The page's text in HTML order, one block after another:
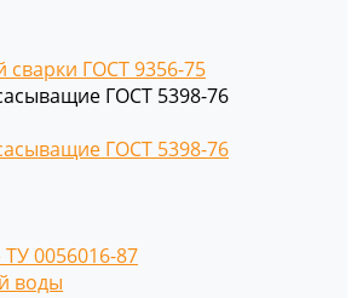
сварки ГОСТ 9356-75
ГОСТ 5398-76
ГОСТ 5398-76
0056016-87
воды